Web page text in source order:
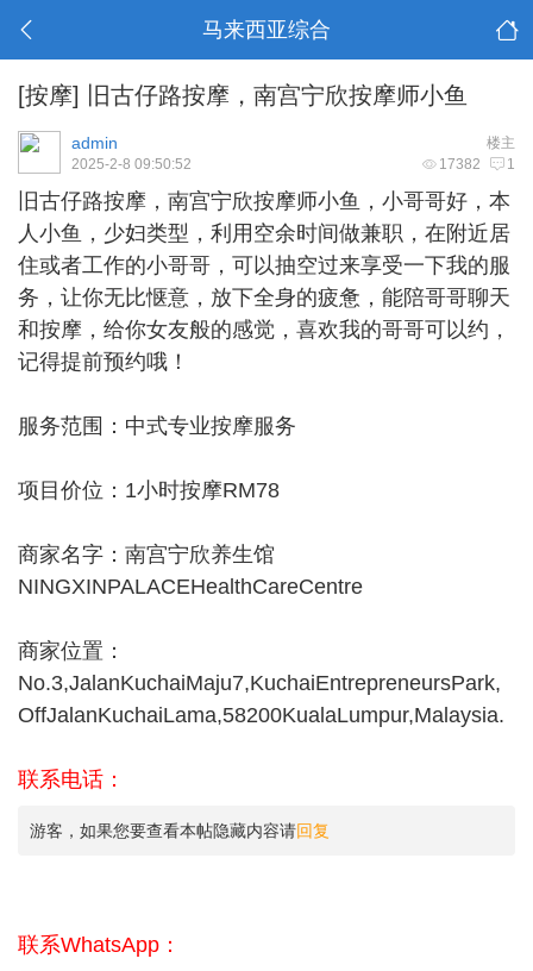
马来西亚综合
[按摩] 旧古仔路按摩，南宫宁欣按摩师小鱼
楼主
admin
17382 1
2025-2-8 09:50:52
旧古仔路按摩 ，南宫宁欣按摩师小鱼，小哥哥好，本
人小鱼，少妇类型，利用空余时间做兼职，在附近居
住或者工作的小哥哥，可以抽空过来享受一下我的服
务，让你无比惬意，放下全身的疲惫，能陪哥哥聊天
和按摩，给你女友般的感觉，喜欢我的哥哥可以约，
记得提前预约哦！
服务范围：中式专业按摩服务
项目价位：1小时按摩RM78
商家名字：南宫宁欣养生馆
NINGXINPALACEHealthCareCentre
商家位置：
No.3,JalanKuchaiMaju7,KuchaiEntrepreneursPark,
OffJalanKuchaiLama,58200KualaLumpur,Malaysia.
联系电话：
游客，如果您要查看本帖隐藏内容请回复
联系WhatsApp：